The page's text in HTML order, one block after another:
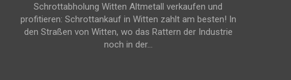
Schrottabholung Witten Altmetall verkaufen und
profitieren: Schrottankauf in Witten zahlt am besten! In
den Straßen von Witten, wo das Rattern der Industrie
noch in der...